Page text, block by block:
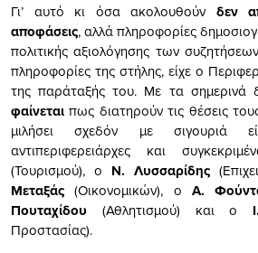
Γι’ αυτό κι όσα ακολουθούν δεν
αποφάσεις, αλλά πληροφορίες
πολιτικής αξιολόγησης των
πληροφορίες της στήλης, είχε ο
της παράταξής του. Με τα σημερινά
φαίνεται πως διατηρούν τις θέσεις
μιλήσει σχεδόν με σιγουριά
αντιπεριφερειάρχες και
(Τουρισμού), ο Ν. Λυσσαρίδης
Μεταξάς (Οικονομικών), ο Α.
Πουταχίδου (Αθλητισμού) και ο
Προστασίας).